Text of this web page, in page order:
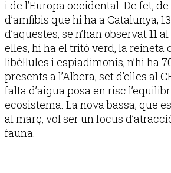
i de l’Europa occidental. De fet,
d’amfibis que hi ha a Catalunya,
d’aquestes, se n’han observat 11
elles, hi ha el tritó verd, la reineta
libèl·lules i espiadimonis, n’hi ha
presents a l’Albera, set d’elles al
falta d’aigua posa en risc
ecosistema. La nova bassa, que
al març, vol ser un focus
fauna.